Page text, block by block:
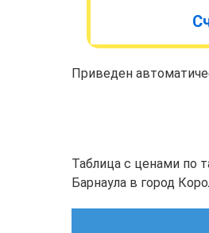
Приведен
Таблица с ценами по
Барнаула в город